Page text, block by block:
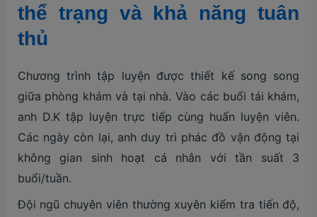
thể trạng và khả năng tuân
thủ
Chương trình tập luyện được thiết kế song song
giữa phòng khám và tại nhà. Vào các buổi tái khám,
anh D.K tập luyện trực tiếp cùng huấn luyện viên.
Các ngày còn lại, anh duy trì phác đồ vận động tại
không gian sinh hoạt cá nhân với tần suất 3
buổi/tuần.
Đội ngũ chuyên viên thường xuyên kiểm tra tiến độ,